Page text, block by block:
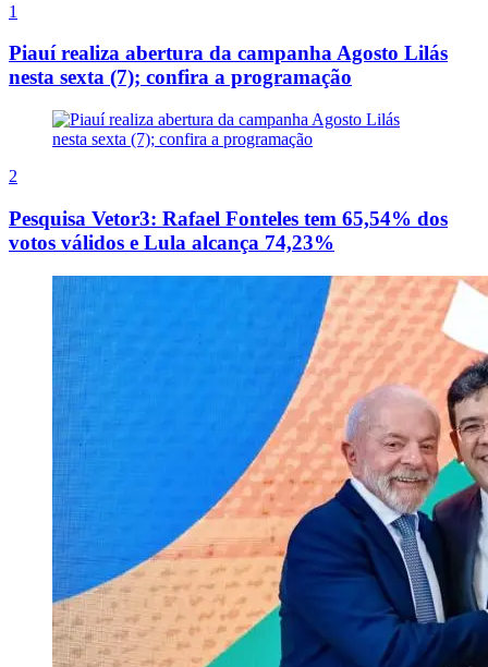
1
Piauí realiza abertura da campanha Agosto Lilás
nesta sexta (7); confira a programação
2
Pesquisa Vetor3: Rafael Fonteles tem 65,54% dos
votos válidos e Lula alcança 74,23%